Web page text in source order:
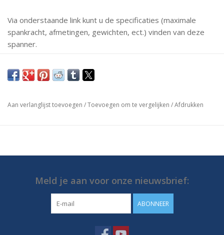
Via onderstaande link kunt u de specificaties (maximale
spankracht, afmetingen, gewichten, ect.) vinden van deze
spanner.
Mochten er vragen zijn neem dan gerust contact met ons
op.
https://media.destaco.com/assetbank-
Aan verlanglijst toevoegen /Toevoegen om te vergelijken /Afdrukken
Meld je aan voor onze nieuwsbrief:
ABONNEER